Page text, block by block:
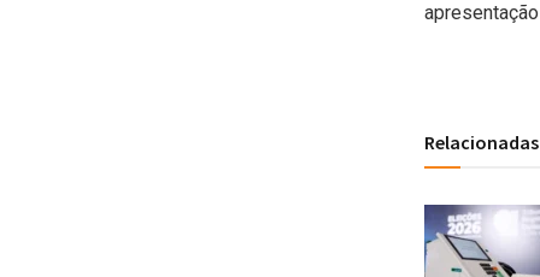
Relacionadas